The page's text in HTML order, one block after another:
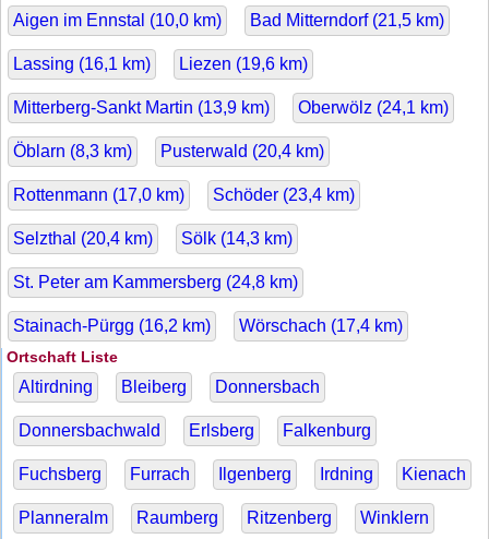
Aigen im Ennstal (10,0 km) Bad Mitterndorf (21,5 km)
Lassing (16,1 km) Liezen (19,6 km)
Mitterberg-Sankt Martin (13,9 km) Oberwölz (24,1 km)
Öblarn (8,3 km) Pusterwald (20,4 km)
Rottenmann (17,0 km) Schöder (23,4 km)
Selzthal (20,4 km) Sölk (14,3 km)
St. Peter am Kammersberg (24,8 km)
Stainach-Pürgg (16,2 km) Wörschach (17,4 km)
Ortschaft Liste
Altirdning Bleiberg Donnersbach
Donnersbachwald Erlsberg Falkenburg
Fuchsberg Furrach Ilgenberg Irdning Kienach
Planneralm Raumberg Ritzenberg Winklern